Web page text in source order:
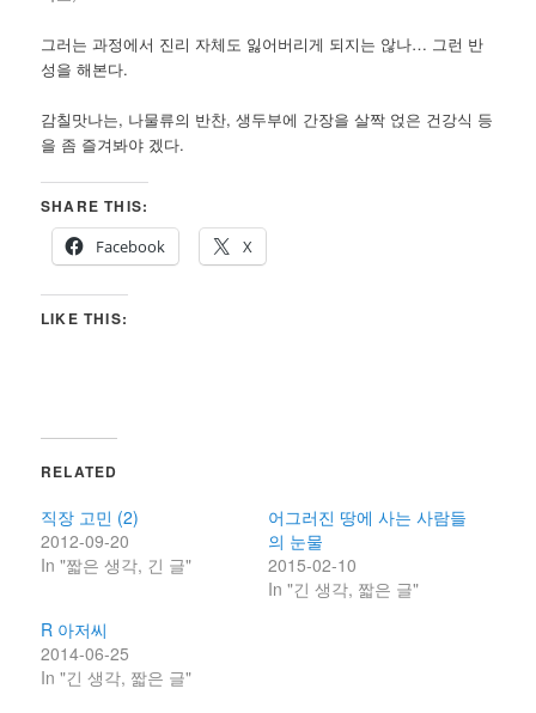
그러는 과정에서 진리 자체도 잃어버리게 되지는 않나… 그런 반
성을 해본다.
감칠맛나는, 나물류의 반찬, 생두부에 간장을 살짝 얹은 건강식 등
을 좀 즐겨봐야 겠다.
SHARE THIS:
Facebook
X
LIKE THIS:
RELATED
직장 고민 (2)
2012-09-20
In "짧은 생각, 긴 글"
어그러진 땅에 사는 사람들
의 눈물
2015-02-10
In "긴 생각, 짧은 글"
R 아저씨
2014-06-25
In "긴 생각, 짧은 글"